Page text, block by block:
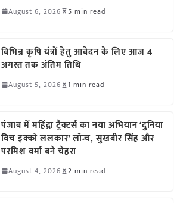
August 6, 2026 5 min read
विभिन्न कृषि यंत्रों हेतु आवेदन के लिए आज 4
अगस्त तक अंतिम तिथि
August 5, 2026 1 min read
पंजाब में महिंद्रा ट्रैक्टर्स का नया अभियान ‘दुनिया
विच इक्को ललकार’ लॉन्च, सुखबीर सिंह और
परमिश वर्मा बने चेहरा
August 4, 2026 2 min read